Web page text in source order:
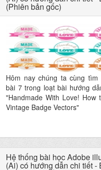
(Phiên bản gốc)
Hôm nay chúng ta cùng tìm
bài 7 trong loạt bài hướng
"Handmade With Love! How
Vintage Badge Vectors"
Hệ thống bài học Adobe
(Ai) có hướng dẫn chi tiết -